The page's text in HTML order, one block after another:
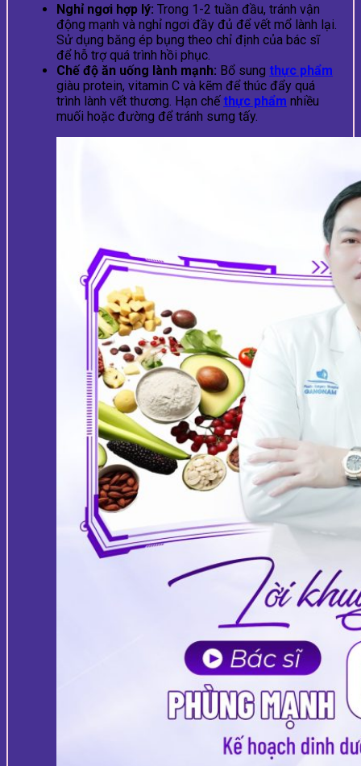
Nghỉ ngơi hợp lý: Trong 1-2 tuần đầu, tránh vận
động mạnh và nghỉ ngơi đầy đủ để vết mổ lành lại.
Sử dụng băng ép bụng theo chỉ định của bác sĩ
để hỗ trợ quá trình hồi phục.
Chế độ ăn uống lành mạnh: Bổ sung thực phẩm
giàu protein, vitamin C và kẽm để thúc đẩy quá
trình lành vết thương. Hạn chế thực phẩm nhiều
muối hoặc đường để tránh sưng tấy.